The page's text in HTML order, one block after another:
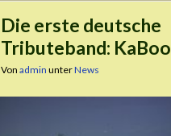
Die erste deutsche
Tributeband: KaBoo
Von admin unterNews